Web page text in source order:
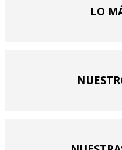
LO